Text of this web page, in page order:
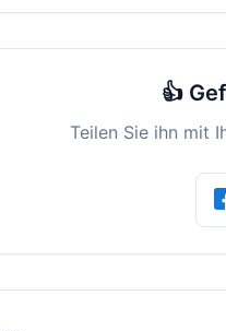
👍
Teilen Sie ihn mit